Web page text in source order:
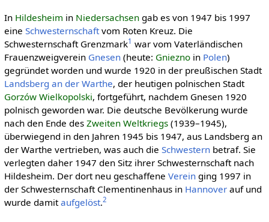
In Hildesheim in Niedersachsengab es von 1947 bis 1997
eine Schwesternschaftvom Roten Kreuz. Die
Schwesternschaft Grenzmark1 war vom Vaterländischen
Frauenzweigverein Gnesen(heute: Gnieznoin Polen)
gegründet worden und wurde 1920 in der preußischen Stadt
Landsberg an der Warthe, der heutigen polnischen Stadt
Gorzów Wielkopolski, fortgeführt, nachdem Gnesen 1920
polnisch geworden war. Die deutsche Bevölkerung wurde
nach den Ende des Zweiten Welt­kriegs(1939–1945),
überwiegend in den Jahren 1945 bis 1947, aus Landsberg an
der Warthe vertrieben, was auch die Schwesternbetraf. Sie
verlegten daher 1947 den Sitz ihrer Schwesternschaft nach
Hildesheim. Der dort neu geschaffene Vereinging 1997 in
der Schwesternschaft Clementinenhaus in Hannoverauf und
wurde damitaufgelöst.2